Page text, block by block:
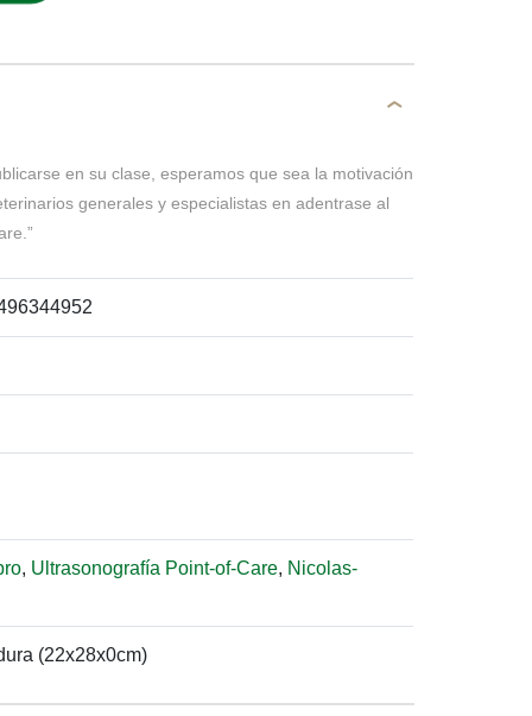
en su clase, esperamos que sea la motivación
generales y especialistas en adentrase al
, Ultrasonografía Point-of-Care, Nicolas-
(22x28x0cm)